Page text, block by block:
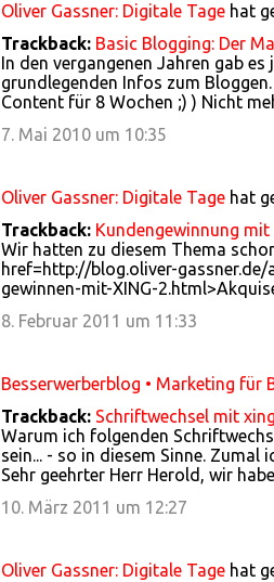
Oliver Gassner: Digitale Tagehat
Trackback: Basic Blogging: Der
In den vergangenen Jahren gab
grundlegenden Infos zum
Content für 8 Wochen ;) ) Nicht
7. Mai 2010 um 10:35
Oliver Gassner: Digitale Tagehat
Trackback: Kundengewinnung mit
Wir hatten zu diesem Thema
href=http://blog.oliver-
gewinnen-mit-XING-
8. Februar 2011 um 11:33
Besserwerberblog • Marketing für
Trackback: Schriftwechsel mit xing
Warum ich folgenden
sein... - so in diesem Sinne.
Sehr geehrter Herr Herold, wir
10. März 2011 um 12:27
Oliver Gassner: Digitale Tagehat